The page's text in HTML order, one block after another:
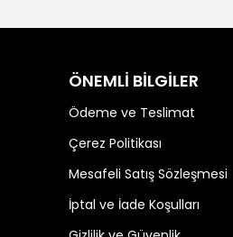
ÖNEMLİ BİLGİLER
Ödeme ve Teslimat
Çerez Politikası
Mesafeli Satış Sözleşmesi
İptal ve İade Koşulları